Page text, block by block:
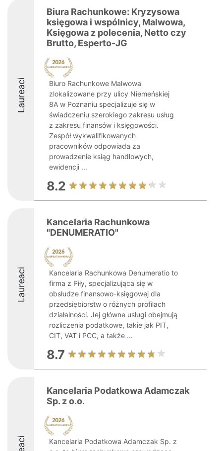
Laureaci
Biura Rachunkowe: Kryzysowa
księgowa i wspólnicy, Malwowa,
Księgowa z polecenia, Netto czy
Brutto, Esperto-JG
Biuro Rachunkowe Malwowa
zlokalizowane przy ulicy Niemeńskiej
8A w Poznaniu specjalizuje się w
świadczeniu szerokiego zakresu usług
z zakresu finansów i księgowości.
Zespół wykwalifikowanych
pracowników odpowiada za
prowadzenie ksiąg handlowych,
ewidencji ...
8.2
Laureaci
Kancelaria Rachunkowa
"DENUMERATIO"
Kancelaria Rachunkowa Denumeratio to
firma z Piły, specjalizująca się w
obsłudze finansowo-księgowej dla
przedsiębiorstw o różnych profilach
działalności. Jej główne usługi obejmują
rozliczenia podatkowe, takie jak PIT,
CIT, VAT i PCC, a także ...
8.7
Kancelaria Podatkowa Adamczak
Sp. z o.o.
Kancelaria Podatkowa Adamczak Sp. z